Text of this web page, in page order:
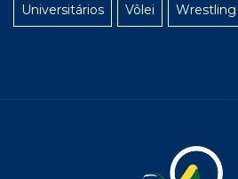
Universitários Vôlei Wrestling